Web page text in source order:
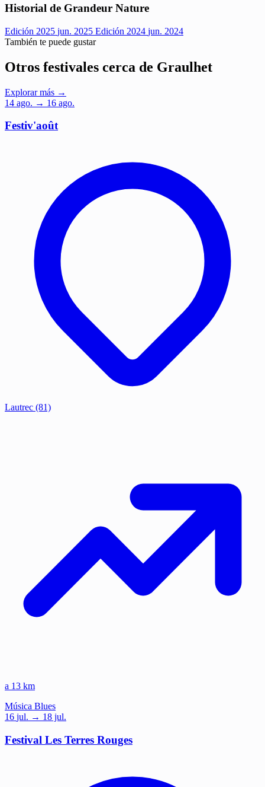
Historial de Grandeur Nature
Edición 2025 jun. 2025 Edición 2024 jun. 2024
También te puede gustar
Otros festivales cerca de Graulhet
Explorar más →
14 ago. → 16 ago.
Festiv'août
Lautrec (81)
a 13 km
Música Blues
16 jul. → 18 jul.
Festival Les Terres Rouges